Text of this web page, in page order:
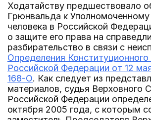
Ходатайству предшествовало
Грюнвальда к
человека в Российской
о защите его права на
разбирательство в связи с
Определения
Российской Федерации от 12
168-О. Как следует из
материалов, судья Верховного
Российской Федерации
октября 2005 года, с которым